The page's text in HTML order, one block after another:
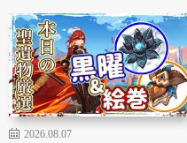
2026.08.07